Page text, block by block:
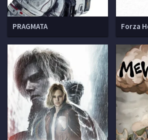
PRAGMATA Forza